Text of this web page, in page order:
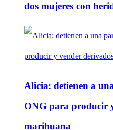
dos mujeres con
Alicia: detienen a
ONG para producir
marihuana